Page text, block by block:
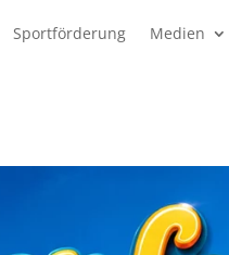
Sportförderung Medien